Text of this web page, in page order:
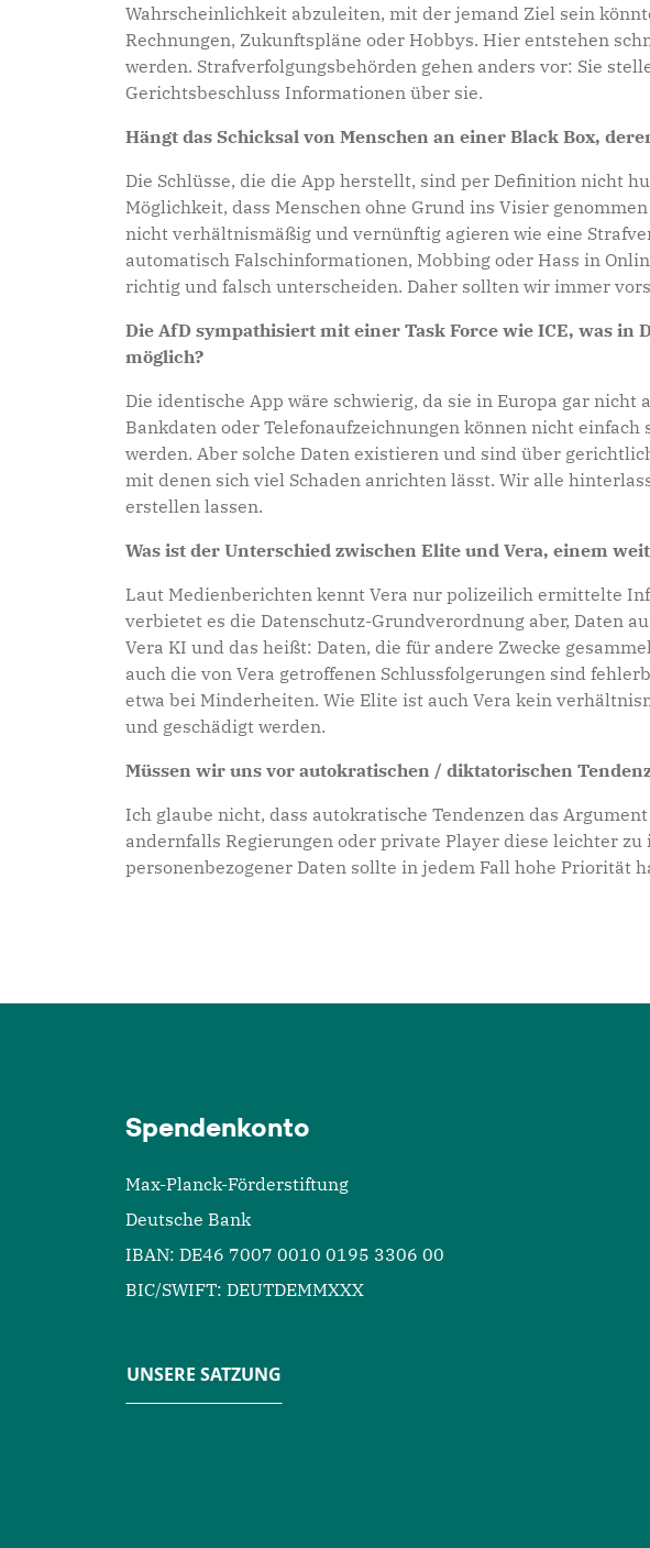
Wahrscheinlichkeit abzuleiten, mit der jemand Ziel sein
Rechnungen, Zukunftspläne oder Hobbys. Hier entstehen
werden. Strafverfolgungsbehörden gehen anders vor: Sie
Gerichtsbeschluss Informationen über sie.
Hängt das Schicksal von Menschen an einer Black Box,
Die Schlüsse, die die App herstellt, sind per Definition nicht
Möglichkeit, dass Menschen ohne Grund ins Visier
nicht verhältnismäßig und vernünftig agieren wie eine
automatisch Falschinformationen, Mobbing oder Hass in
richtig und falsch unterscheiden. Daher sollten wir immer
Die AfD sympathisiert mit einer Task Force wie ICE, was
möglich?
Die identische App wäre schwierig, da sie in Europa gar
Bankdaten oder Telefonaufzeichnungen können nicht
werden. Aber solche Daten existieren und sind über
mit denen sich viel Schaden anrichten lässt. Wir alle
erstellen lassen.
Was ist der Unterschied zwischen Elite und Vera, einem
Laut Medienberichten kennt Vera nur polizeilich ermittelte
verbietet es die Datenschutz-Grundverordnung aber, Daten
Vera KI und das heißt: Daten, die für andere Zwecke
auch die von Vera getroffenen Schlussfolgerungen sind
etwa bei Minderheiten. Wie Elite ist auch Vera kein
und geschädigt werden.
Müssen wir uns vor autokratischen / diktatorischen
Ich glaube nicht, dass autokratische Tendenzen das
andernfalls Regierungen oder private Player diese leichter
personenbezogener Daten sollte in jedem Fall hohe Priorität
Spendenkonto
Max-Planck-Förderstiftung
Deutsche Bank
IBAN: DE46 7007 0010 0195 3306 00
BIC/SWIFT: DEUTDEMMXXX
UNSERE SATZUNG